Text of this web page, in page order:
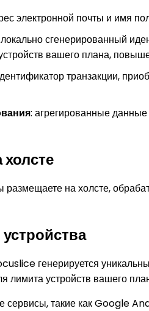
электронной почты и имя
сгенерированный
вашего плана,
транзакции,
: агрегированные
на холсте,
генерируется
лимита устройств вашего
сервисы, такие как Google